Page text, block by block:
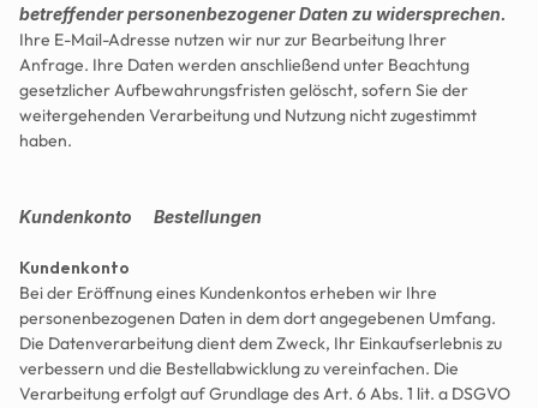
betreffender personenbezogener Daten zu widersprechen.
Ihre E-Mail-Adresse nutzen wir nur zur Bearbeitung Ihrer
Anfrage. Ihre Daten werden anschließend unter Beachtung
gesetzlicher Aufbewahrungsfristen gelöscht, sofern Sie der
weitergehenden Verarbeitung und Nutzung nicht zugestimmt
haben.
Kundenkonto      Bestellungen
Kundenkonto
Bei der Eröffnung eines Kundenkontos erheben wir Ihre
personenbezogenen Daten in dem dort angegebenen Umfang.
Die Datenverarbeitung dient dem Zweck, Ihr Einkaufserlebnis zu
verbessern und die Bestellabwicklung zu vereinfachen. Die
Verarbeitung erfolgt auf Grundlage des Art. 6 Abs. 1 lit. a DSGVO